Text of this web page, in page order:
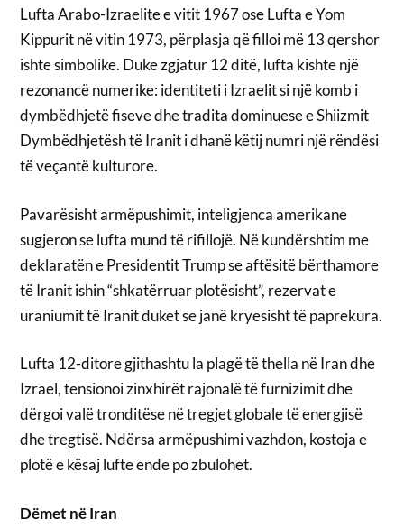
Lufta Arabo-Izraelite e vitit 1967 ose Lufta e Yom
Kippurit në vitin 1973, përplasja që filloi më 13 qershor
ishte simbolike. Duke zgjatur 12 ditë, lufta kishte një
rezonancë numerike: identiteti i Izraelit si një komb i
dymbëdhjetë fiseve dhe tradita dominuese e Shiizmit
Dymbëdhjetësh të Iranit i dhanë këtij numri një rëndësi
të veçantë kulturore.
Pavarësisht armëpushimit, inteligjenca amerikane
sugjeron se lufta mund të rifillojë. Në kundërshtim me
deklaratën e Presidentit Trump se aftësitë bërthamore
të Iranit ishin “shkatërruar plotësisht”, rezervat e
uraniumit të Iranit duket se janë kryesisht të paprekura.
Lufta 12-ditore gjithashtu la plagë të thella në Iran dhe
Izrael, tensionoi zinxhirët rajonalë të furnizimit dhe
dërgoi valë tronditëse në tregjet globale të energjisë
dhe tregtisë. Ndërsa armëpushimi vazhdon, kostoja e
plotë e kësaj lufte ende po zbulohet.
Dëmet në Iran